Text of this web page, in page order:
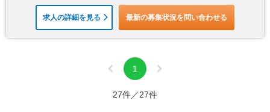
求人の詳細を見る 最新の募集状況を問い合わせる
1
27件／27件